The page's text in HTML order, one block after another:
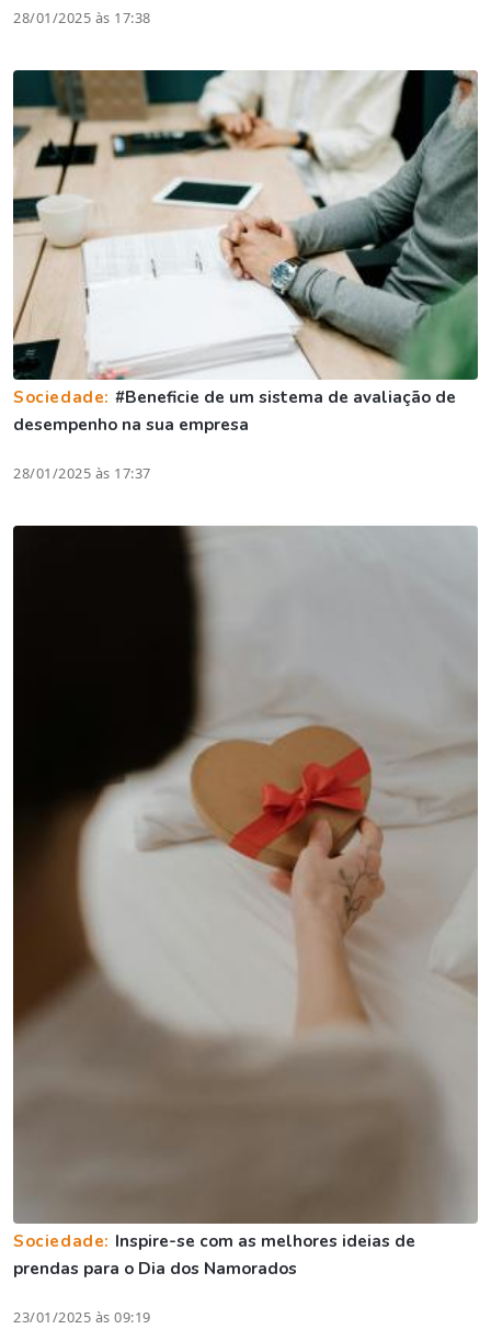
28/01/2025 às 17:38
Sociedade: #Beneficie de um sistema de avaliação de
desempenho na sua empresa
28/01/2025 às 17:37
Sociedade: Inspire-se com as melhores ideias de
prendas para o Dia dos Namorados
23/01/2025 às 09:19